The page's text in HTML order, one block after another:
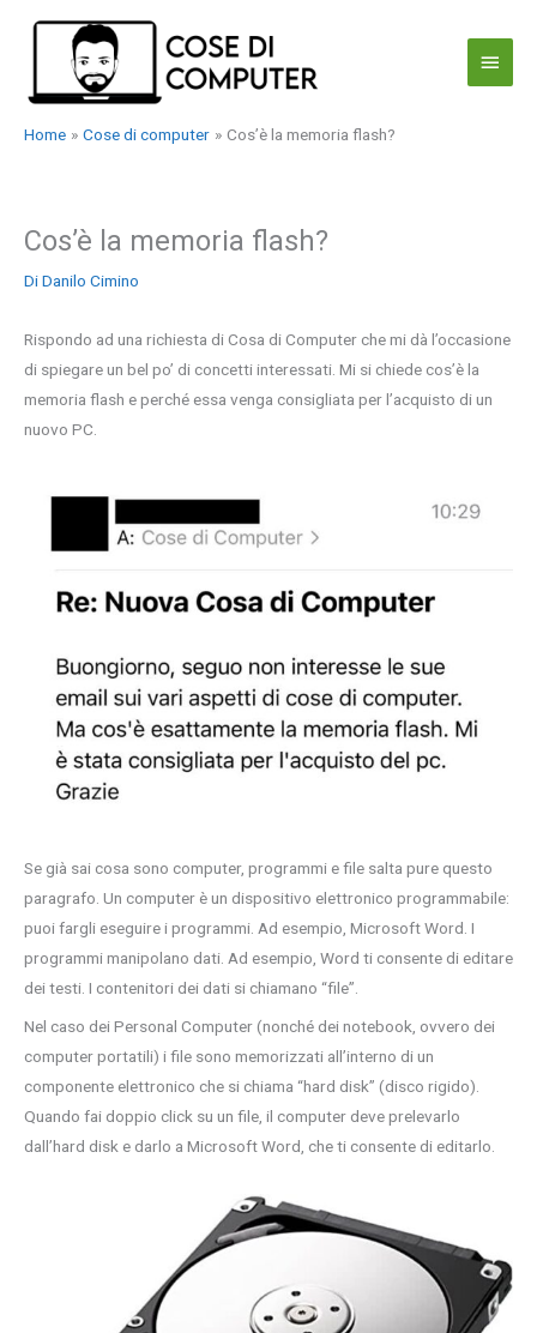
Menu
Home Cose di computer Cos’è la memoria flash?
Cos’è la memoria flash?
DiDanilo Cimino
Rispondo ad una richiesta di Cosa di Computer che mi dà l’occasione
di spiegare un bel po’ di concetti interessati. Mi si chiede cos’è la
memoria flash e perché essa venga consigliata per l’acquisto di un
nuovo PC.
Se già sai cosa sono computer, programmi e file salta pure questo
paragrafo. Un computer è un dispositivo elettronico programmabile:
puoi fargli eseguire i programmi. Ad esempio, Microsoft Word. I
programmi manipolano dati. Ad esempio, Word ti consente di editare
dei testi. I contenitori dei dati si chiamano “file”.
Nel caso dei Personal Computer (nonché dei notebook, ovvero dei
computer portatili) i file sono memorizzati all’interno di un
componente elettronico che si chiama “hard disk” (disco rigido).
Quando fai doppio click su un file, il computer deve prelevarlo
dall’hard disk e darlo a Microsoft Word, che ti consente di editarlo.